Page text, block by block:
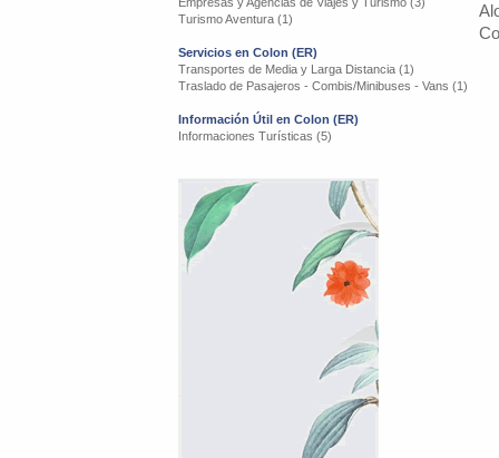
Turismo Aventura (1)
Servicios en Colon (ER)
Transportes de Media y Larga Distancia (1)
Traslado de Pasajeros - Combis/Minibuses - Vans (1)
Información Útil en Colon (ER)
Informaciones Turísticas (5)